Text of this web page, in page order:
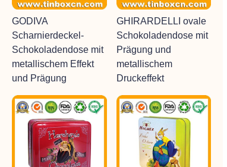
GODIVA
Scharnierdeckel-
Schokoladendose mit
metallischem Effekt
und Prägung
GHIRARDELLI ovale
Schokoladendose mit
Prägung und
metallischem
Druckeffekt